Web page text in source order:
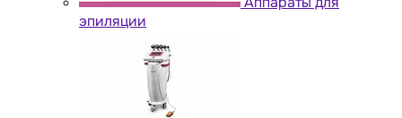
эпиляции